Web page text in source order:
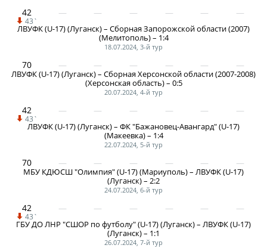
Команды
Игроки
Дисквалификации
О турнире
Архив турниров
Регламентирующие документы
42
43`
ЛВУФК (U-17) (Луганск) – Сборная Запорожской области (2007)
(Мелитополь) – 1:4
18.07.2024, 3-й тур
70
ЛВУФК (U-17) (Луганск) – Сборная Херсонской области (2007-2008)
(Херсонская область) – 0:5
20.07.2024, 4-й тур
42
43`
ЛВУФК (U-17) (Луганск) – ФК "Бажановец-Авангард" (U-17)
(Макеевка) – 1:4
22.07.2024, 5-й тур
70
МБУ КДЮСШ "Олимпия" (U-17) (Мариуполь) – ЛВУФК (U-17)
(Луганск) – 2:2
24.07.2024, 6-й тур
42
43`
ГБУ ДО ЛНР "СШОР по футболу" (U-17) (Луганск) – ЛВУФК (U-17)
(Луганск) – 1:1
26.07.2024, 7-й тур